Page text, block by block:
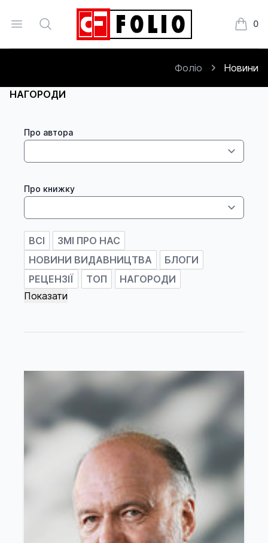
Open menu
Search 0
Фоліо Новини
НАГОРОДИ
Про автора
Про книжку
ВСІ
ЗМІ ПРО НАС
НОВИНИ ВИДАВНИЦТВА
БЛОГИ
РЕЦЕНЗІЇ
ТОП НАГОРОДИ